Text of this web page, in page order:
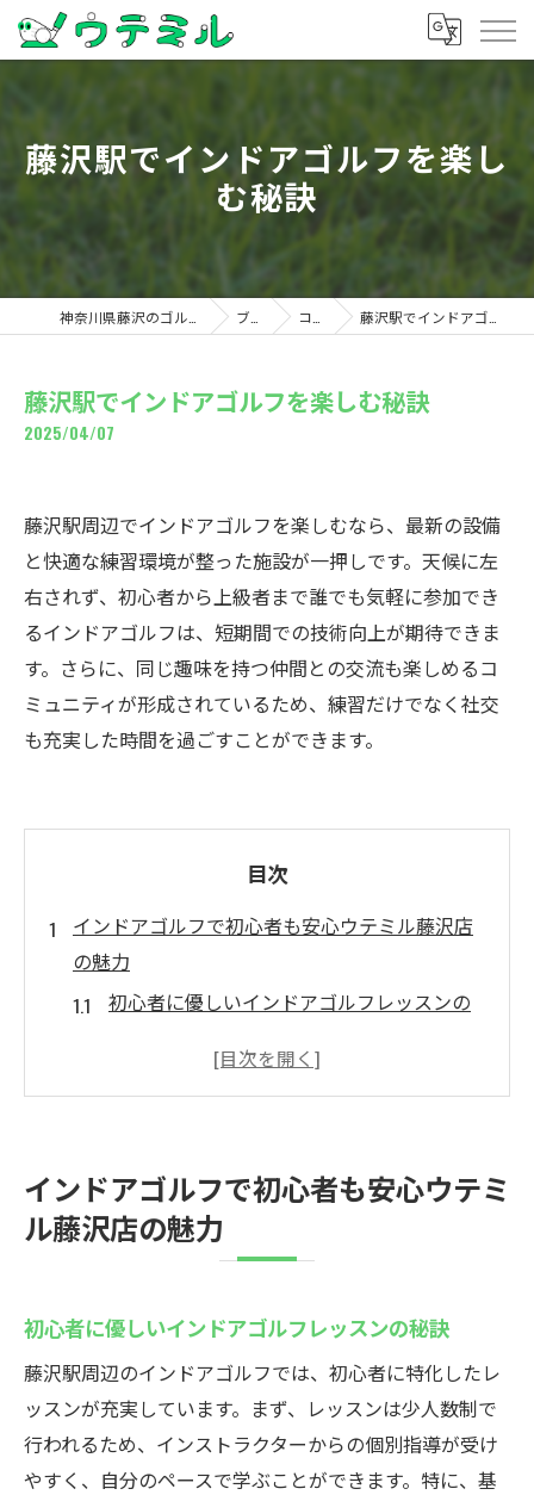
藤沢駅でインドアゴルフを楽し
む秘訣
ブログ コラム 藤沢駅でインドアゴルフを楽しむ秘訣
藤沢駅でインドアゴルフを楽しむ秘訣
2025/04/07
藤沢駅周辺でインドアゴルフを楽しむなら、最新の設備
と快適な練習環境が整った施設が一押しです。天候に左
右されず、初心者から上級者まで誰でも気軽に参加でき
るインドアゴルフは、短期間での技術向上が期待できま
す。さらに、同じ趣味を持つ仲間との交流も楽しめるコ
ミュニティが形成されているため、練習だけでなく社交
も充実した時間を過ごすことができます。
目次
インドアゴルフで初心者も安心ウテミル藤沢店
の魅力
初心者に優しいインドアゴルフレッスンの
藤沢で始めるインドアゴルフの第一歩
初心者向けのゴルフクラブ選び
藤沢駅近くでのインドアゴルフ体験談
環境
最新テクノロジーを活用したインドアゴル
フ
藤沢駅周辺のインドアゴルフ施設の特徴
設備が整った環境での効果的な練習法
インドアゴルフで初心者も安心ウテミ
ル藤沢店の魅力
初心者に優しいインドアゴルフレッスンの秘訣
藤沢駅周辺のインドアゴルフでは、初心者に特化したレ
ッスンが充実しています。まず、レッスンは少人数制で
行われるため、インストラクターからの個別指導が受け
やすく、自分のペースで学ぶことができます。特に、基